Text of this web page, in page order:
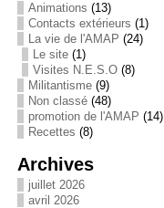
Animations (13)
Contacts extérieurs (1)
La vie de l'AMAP (24)
Le site(1)
Visites N.E.S.O(8)
Militantisme(9)
Non classé(48)
promotion de l'AMAP (14)
Recettes (8)
Archives
juillet 2026
avril 2026